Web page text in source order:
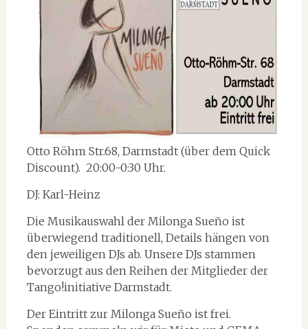
Otto Röhm Str.68, Darmstadt (über dem Quick
Discount). 20:00-0:30 Uhr.
DJ: Karl-Heinz
Die Musikauswahl der Milonga Sueño ist
überwiegend traditionell, Details hängen von
den jeweiligen DJs ab. Unsere DJs stammen
bevorzugt aus den Reihen der Mitglieder der
Tango!initiative Darmstadt.
Der Eintritt zur Milonga Sueño ist frei.